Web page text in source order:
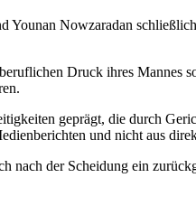
Younan Nowzaradan
Druck ihres
geprägt, die durch
und nicht aus
nach der Scheidung ein